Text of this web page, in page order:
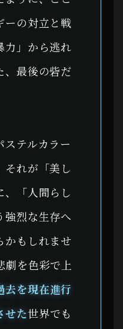
ーの対立と戦
力」から逃れ
、最後の砦だ
テルカラー
それが「美し
、「人間らし
強烈な生存へ
かもしれませ
劇を色彩で上
去を現在進行
せた世界でも